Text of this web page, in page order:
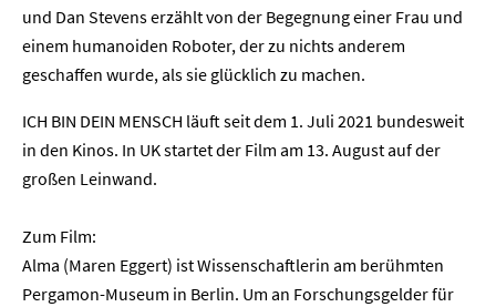
und Dan Stevens erzählt von der Begegnung einer Frau und
einem humanoiden Roboter, der zu nichts anderem
geschaffen wurde, als sie glücklich zu machen.
ICH BIN DEIN MENSCH läuft seit dem 1. Juli 2021 bundesweit
in den Kinos. In UK startet der Film am 13. August auf der
großen Leinwand.
Zum Film:
Alma (Maren Eggert) ist Wissenschaftlerin am berühmten
Pergamon-Museum in Berlin. Um an Forschungsgelder für